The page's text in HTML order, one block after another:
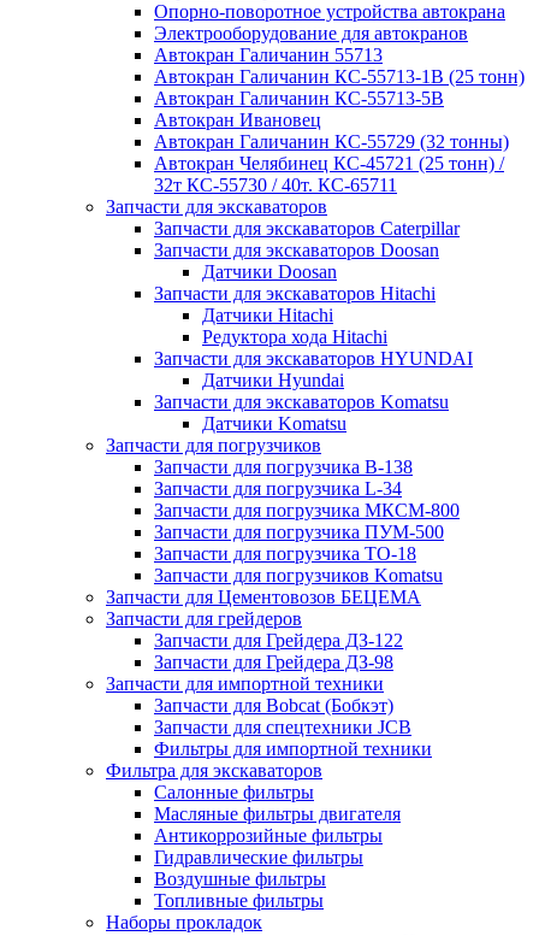
Опорно-поворотное устройства автокрана
Электрооборудование для автокранов
Автокран Галичанин 55713
Автокран Галичанин КС-55713-1В (25 тонн)
Автокран Галичанин КС-55713-5В
Автокран Ивановец
Автокран Галичанин КС-55729 (32 тонны)
Автокран Челябинец КС-45721 (25 тонн) /
32т КС-55730 / 40т. КС-65711
Запчасти для экскаваторов
Запчасти для экскаваторов Caterpillar
Запчасти для экскаваторов Doosan
Датчики Doosan
Запчасти для экскаваторов Hitachi
Датчики Hitachi
Редуктора хода Hitachi
Запчасти для экскаваторов HYUNDAI
Датчики Hyundai
Запчасти для экскаваторов Komatsu
Датчики Komatsu
Запчасти для погрузчиков
Запчасти для погрузчика B-138
Запчасти для погрузчика L-34
Запчасти для погрузчика МКСМ-800
Запчасти для погрузчика ПУМ-500
Запчасти для погрузчика ТО-18
Запчасти для погрузчиков Komatsu
Запчасти для Цементовозов БЕЦЕМА
Запчасти для грейдеров
Запчасти для Грейдера ДЗ-122
Запчасти для Грейдера ДЗ-98
Запчасти для импортной техники
Запчасти для Bobcat (Бобкэт)
Запчасти для спецтехники JCB
Фильтры для импортной техники
Фильтра для экскаваторов
Салонные фильтры
Масляные фильтры двигателя
Антикоррозийные фильтры
Гидравлические фильтры
Воздушные фильтры
Топливные фильтры
Наборы прокладок